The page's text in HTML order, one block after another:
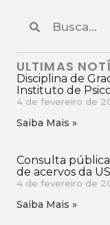
ULTIMAS
Disciplina de
Instituto de
4 de fevereiro de
Saiba Mais »
Consulta
de acervos da
4 de fevereiro de
Saiba Mais »